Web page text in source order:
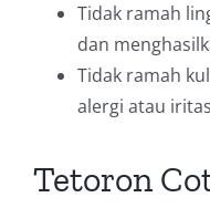
Tidak ramah
dan
Tidak ramah
alergi atau
Tetoron